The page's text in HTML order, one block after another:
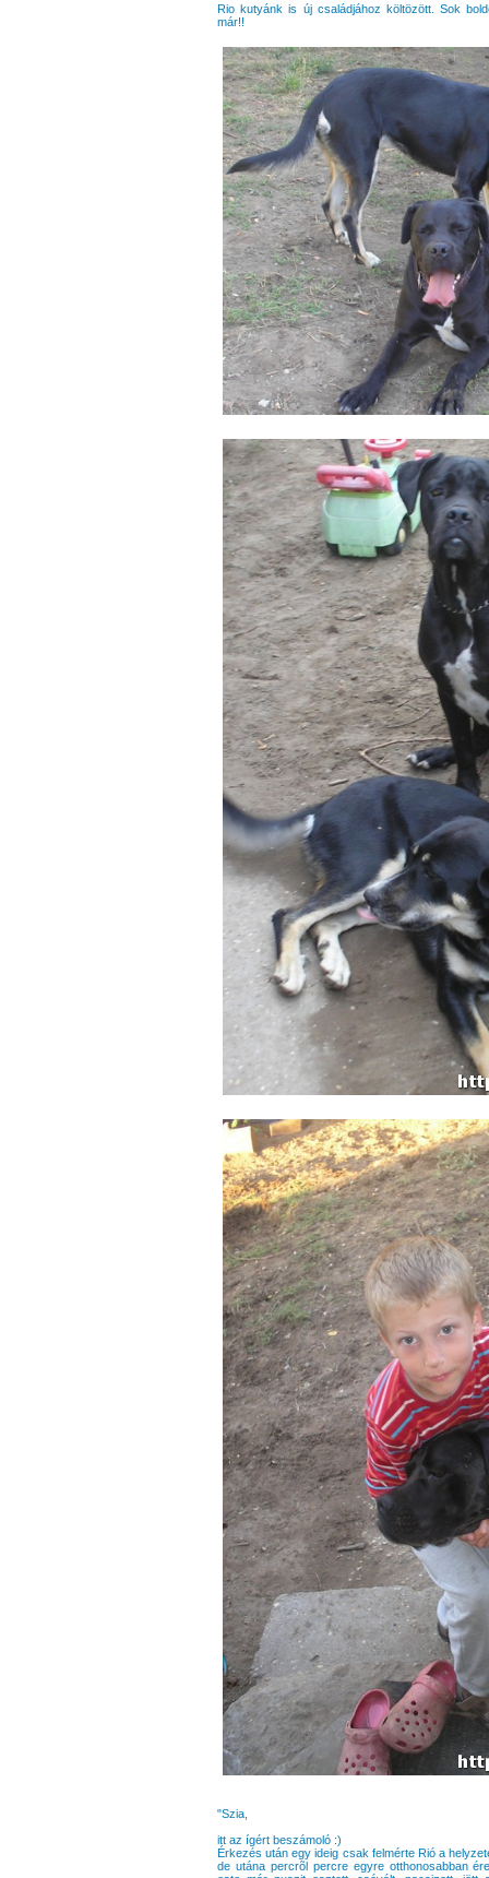
Rio kutyánk is új családjához költözött. Sok
már!!
"Szia,
itt az ígért beszámoló :)
Érkezés után egy ideig csak felmérte Rió a
de utána percrõl percre egyre otthonosabban